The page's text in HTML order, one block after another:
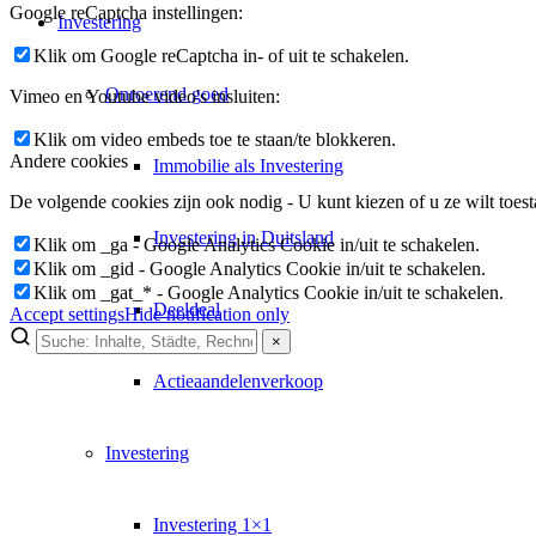
Investering
Onroerend goed
Immobilie als Investering
Investering in Duitsland
Deeldeal
Actieaandelenverkoop
Investering
Investering 1×1
Google reCaptcha instellingen:
Klik om Google reCaptcha in- of uit te schakelen.
Vimeo en Youtube video's insluiten:
Klik om video embeds toe te staan/te blokkeren.
Andere cookies
De volgende cookies zijn ook nodig - U kunt kiezen of u ze wilt
Klik om _ga - Google Analytics Cookie in/uit te schakelen.
Klik om _gid - Google Analytics Cookie in/uit te schakelen.
Klik om _gat_* - Google Analytics Cookie in/uit te schakelen.
Accept settingsHide notification only
×
Exklusive Immobilien-Deals, Off-Market-Angebote und Markt-